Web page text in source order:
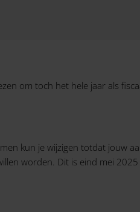
om toch het hele jaar als
kun je wijzigen totdat jouw
worden. Dit is eind mei